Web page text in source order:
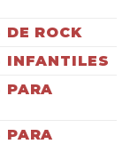
DE ROCK
INFANTILES
PARA
PARA